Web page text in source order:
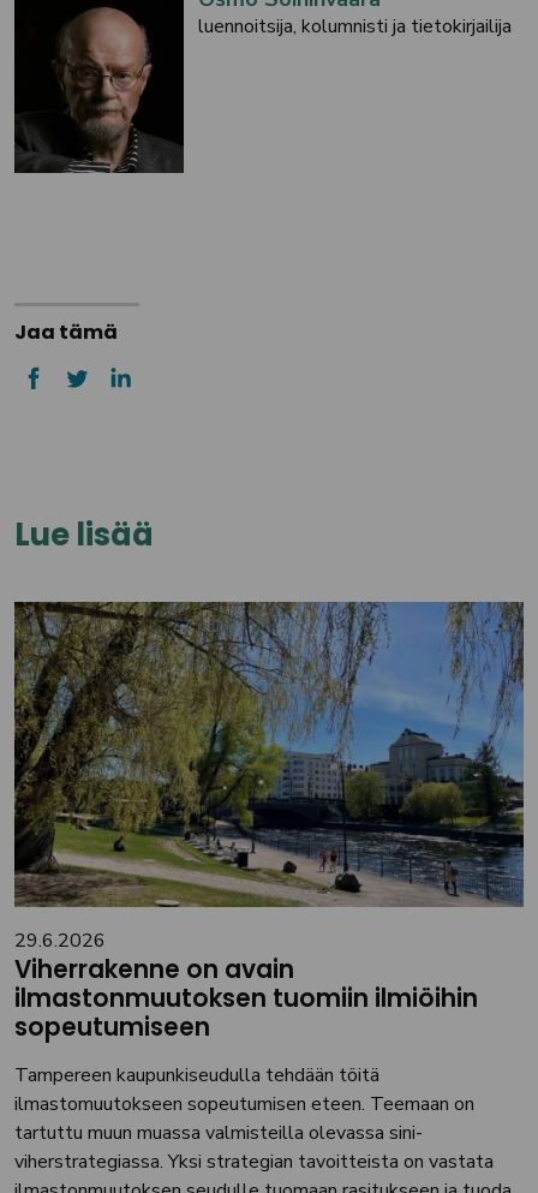
luennoitsija, kolumnisti ja tietokirjailija
Jaa tämä
Lue lisää
29.6.2026
Viherrakenne on avain
ilmastonmuutoksen tuomiin ilmiöihin
sopeutumiseen
Tampereen kaupunkiseudulla tehdään töitä
ilmastomuutokseen sopeutumisen eteen. Teemaan on
tartuttu muun muassa valmisteilla olevassa sini-
viherstrategiassa. Yksi strategian tavoitteista on vastata